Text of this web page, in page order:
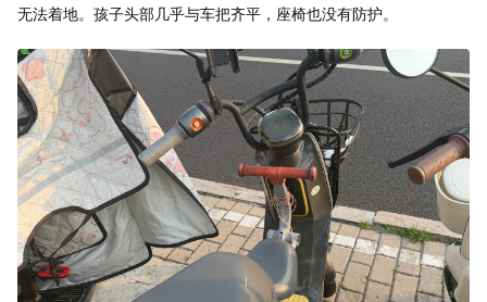
无法着地。孩子头部几乎与车把齐平，座椅也没有防护。